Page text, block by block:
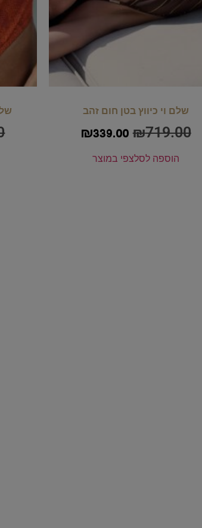
שלם וי כיווץ בטן חום זהב
₪719.00
₪339.00
הוספה לסלצפי במוצר